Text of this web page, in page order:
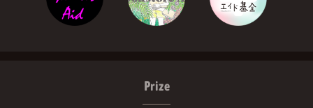
Prize